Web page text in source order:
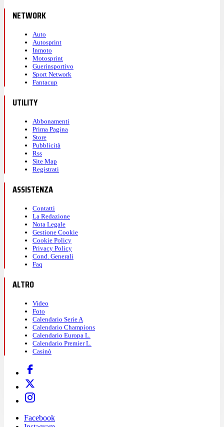
NETWORK
Auto
Autosprint
Inmoto
Motosprint
Guerinsportivo
Sport Network
Fantacup
UTILITY
Abbonamenti
Prima Pagina
Store
Pubblicità
Rss
Site Map
Registrati
ASSISTENZA
Contatti
La Redazione
Nota Legale
Gestione Cookie
Cookie Policy
Privacy Policy
Cond. Generali
Faq
ALTRO
Video
Foto
Calendario Serie A
Calendario Champions
Calendario Europa L.
Calendario Premier L.
Casinò
Facebook